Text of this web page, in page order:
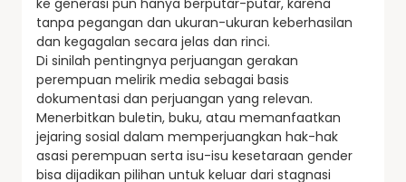
tanpa pegangan dan ukuran-ukuran keberhasilan
dan kegagalan secara jelas dan rinci.
Di sinilah pentingnya perjuangan gerakan
perempuan melirik media sebagai basis
dokumentasi dan perjuangan yang relevan.
Menerbitkan buletin, buku, atau memanfaatkan
jejaring sosial dalam memperjuangkan hak-hak
asasi perempuan serta isu-isu kesetaraan gender
bisa dijadikan pilihan untuk keluar dari stagnasi